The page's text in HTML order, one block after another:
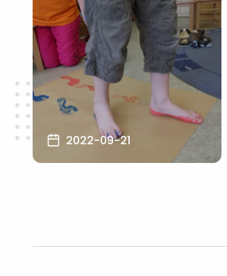
2022-09-21